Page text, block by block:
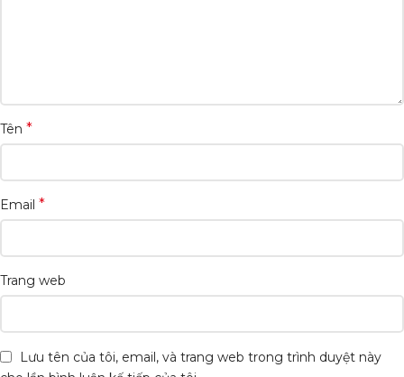
Tên *
Email *
Trang web
Lưu tên của tôi, email, và trang web trong trình duyệt này